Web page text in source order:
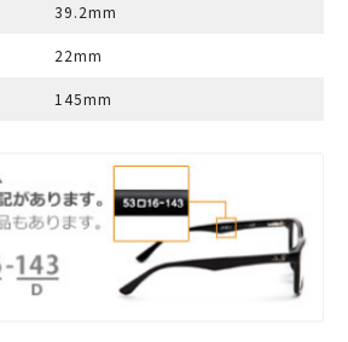
39.2mm
22mm
145mm